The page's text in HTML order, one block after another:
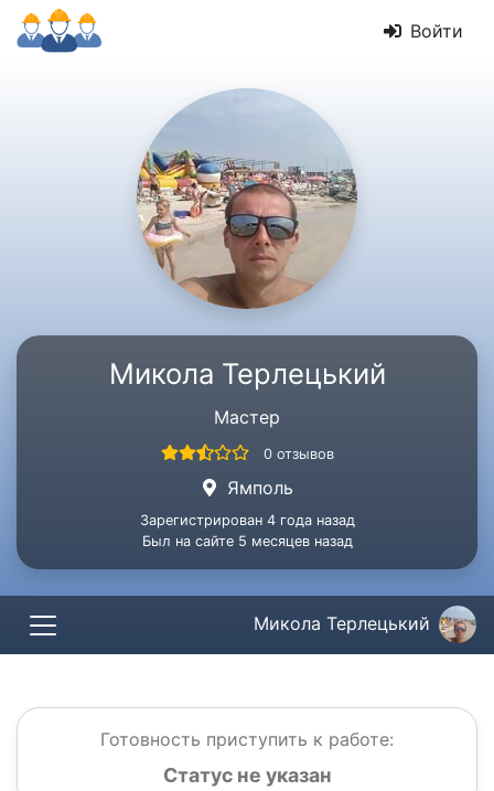
Войти
Микола Терлецький
Мастер
0 отзывов
Ямполь
Зарегистрирован 4 года назад
Был на сайте 5 месяцев назад
Микола Терлецький
Готовность приступить к работе:
Статус не указан